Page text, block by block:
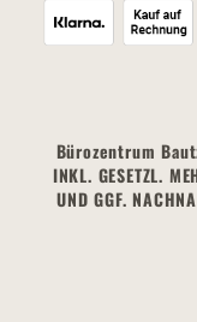
Bürozentrum
INKL. GESETZL.
UND GGF.